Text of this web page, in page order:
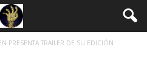
PRESENTA TRAILER DE SU EDICIÓN